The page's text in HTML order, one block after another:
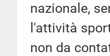
nazionale,
l'attività
non da